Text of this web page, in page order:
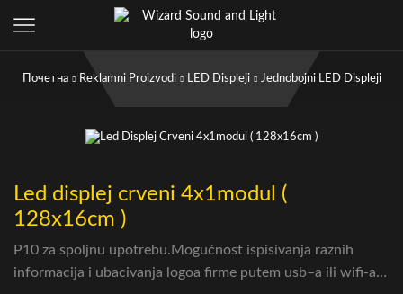
Почетна Reklamni Proizvodi LED Displeji Jednobojni LED Displeji
Led displej crveni 4x1modul (
128x16cm )
P10 za spoljnu upotrebu.Mogućnost ispisivanja raznih
informacija i ubacivanja logoa firme putem usb–a ili wifi-a…